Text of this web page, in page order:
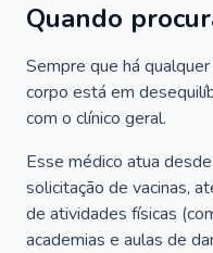
Quando
Sempre que há
corpo está em
com o clínico geral.
Esse médico atua
solicitação de vacinas,
de atividades físicas
academias e aulas de